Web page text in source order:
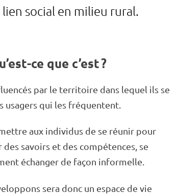
social en milieu rural.
ce que c’est ?
par le terri­toire dans lequel ils se
usagers qui les fréquentent.
aux indi­vi­dus de se réunir pour
savoirs et des compé­tences, se
échan­ger de façon infor­melle.
sera donc un espace de vie